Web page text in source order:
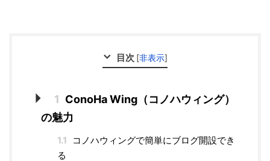
目次 [非表示]
1 ConoHa Wing（コノハウィング）
の魅力
1.1
コノハウィングで簡単にブログ開設でき
る